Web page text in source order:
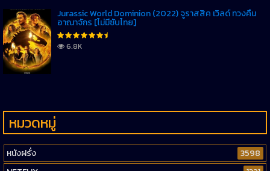
Jurassic World Dominion (2022) จูราสสิค เวิลด์ ทวงคืน
อาณาจักร [ไม่มีซับไทย]
6.8K
หมวดหมู่
หนังฝรั่ง
3598